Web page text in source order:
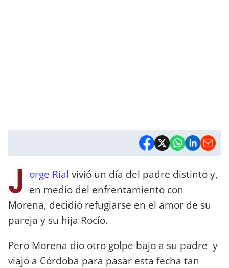
J orge Rial vivió un día del padre distinto y,
en medio del enfrentamiento con
Morena, decidió refugiarse en el amor de su
pareja y su hija Rocío.
Pero Morena dio otro golpe bajo a su padre y
viajó a Córdoba para pasar esta fecha tan